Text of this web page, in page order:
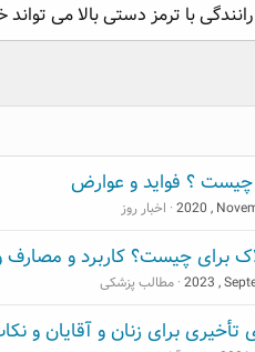
رانندگی با ترمز دستی بالا می
؟ فواید و عوارض
2020 , اخبار روز
برای چیست؟ کاربرد و
2023 , مطالب پزشکی
برای زنان و آقایان و